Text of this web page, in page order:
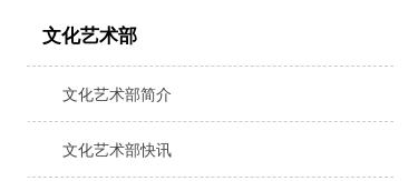
文化艺术部
文化艺术部简介
文化艺术部快讯